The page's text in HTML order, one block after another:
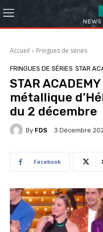
Accueil Fringues de séries
FRINGUES DE SÉRIES STAR
STAR
métallique
du 2 décembre
By FDS 3 Décembre
Facebook